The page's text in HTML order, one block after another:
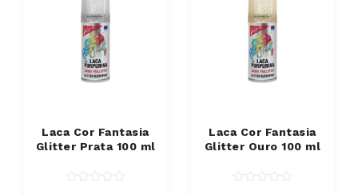
Laca Cor Fantasia
Glitter Prata 100 ml
Laca Cor Fantasia
Glitter Ouro 100 ml